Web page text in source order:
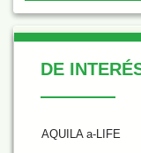
De Interés
DE
AQUILA a-LIFE